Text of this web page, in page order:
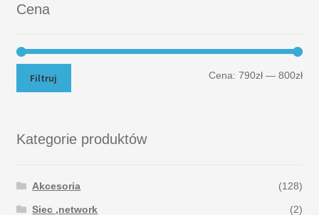
Cena
Filtruj Cena:790zł —800zł
Kategorie produktów
Akcesoria (128)
Siec ,network (2)